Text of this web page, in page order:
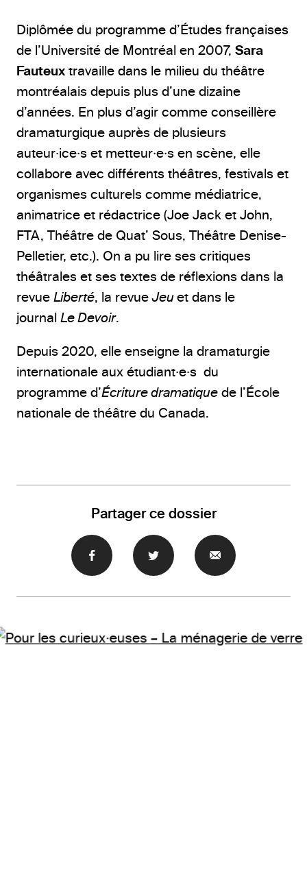
Diplômée du programme d’Études françaises
de l’Université de Montréal en 2007, Sara
Fauteux travaille dans le milieu du théâtre
montréalais depuis plus d’une dizaine
d’années. En plus d’agir comme conseillère
dramaturgique auprès de plusieurs
auteur·ice·s et metteur·e·s en scène, elle
collabore avec différents théâtres, festivals et
organismes culturels comme médiatrice,
animatrice et rédactrice (Joe Jack et John,
FTA, Théâtre de Quat’ Sous, Théâtre Denise-
Pelletier, etc.). On a pu lire ses critiques
théâtrales et ses textes de réflexions dans la
revue Liberté, la revueJeuet dans le
journal Le Devoir.
Depuis 2020, elle enseigne la dramaturgie
internationale aux étudiant·e·s du
programme d’Écriture dramatique de l’École
nationale de théâtre du Canada.
Partager ce dossier